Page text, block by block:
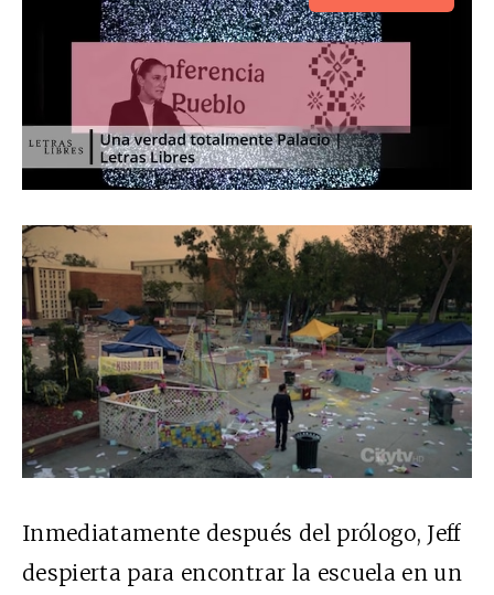
Inmediatamente después del prólogo, Jeff
despierta para encontrar la escuela en un